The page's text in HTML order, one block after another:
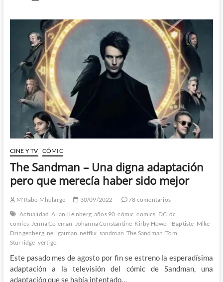
agosto
del
91:
Wizard,
The
Guide
to
Comics
#1
(III)
CINE Y TV CÓMIC
The Sandman – Una digna adaptación
pero que merecía haber sido mejor
M'Rabo Mhulargo 30/09/2022
78 comentarios
Actualidad Allan Heinberg años 90 cómic comics DC dc
comics Jenna Coleman Johanna Constantine Kirby Howell-Baptiste Mike
Dringenberg neil gaiman netflix sandman The Sandman Tom
Sturridge vértigo
Este pasado mes de agosto por fin se estreno la esperadísima
adaptación a la televisión del cómic de Sandman, una
adaptación que se había intentado…